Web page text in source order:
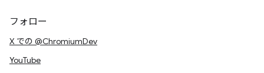
フォロー
X での @ChromiumDev
YouTube